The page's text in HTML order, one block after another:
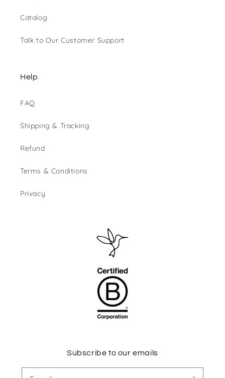
Catalog
Talk to Our Customer Support
Help
FAQ
Shipping & Tracking
Refund
Terms & Conditions
Privacy
Subscribe to our emails